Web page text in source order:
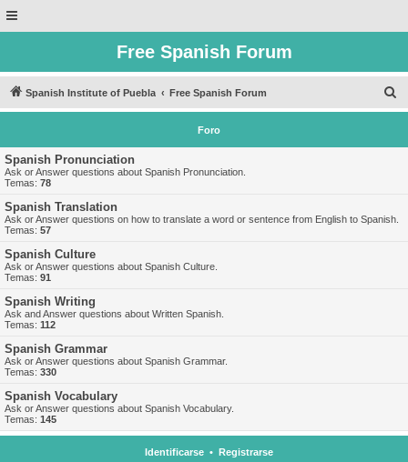
Free Spanish Forum
Spanish Institute of Puebla Free Spanish Forum
u
Foro
Spanish Pronunciation
Ask or Answer questions about Spanish Pronunciation.
Temas: 78
Spanish Translation
Ask or Answer questions on how to translate a word or sentence from English to Spanish.
Temas: 57
Spanish Culture
Ask or Answer questions about Spanish Culture.
Temas: 91
Spanish Writing
Ask and Answer questions about Written Spanish.
Temas: 112
Spanish Grammar
Ask or Answer questions about Spanish Grammar.
Temas: 330
Spanish Vocabulary
Ask or Answer questions about Spanish Vocabulary.
Temas: 145
Identificarse• Registrarse